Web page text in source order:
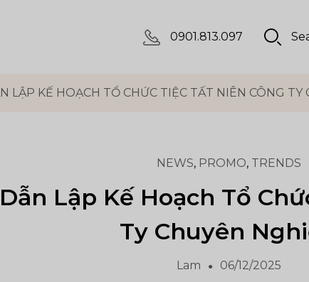
0901.813.097
LẬP KẾ HOẠCH TỔ CHỨC TIỆC TẤT NIÊN CÔNG TY
NEWS, PROMO, TRENDS
Lập Kế Hoạch Tổ
Ty Chuyên
Lam
06/12/2025